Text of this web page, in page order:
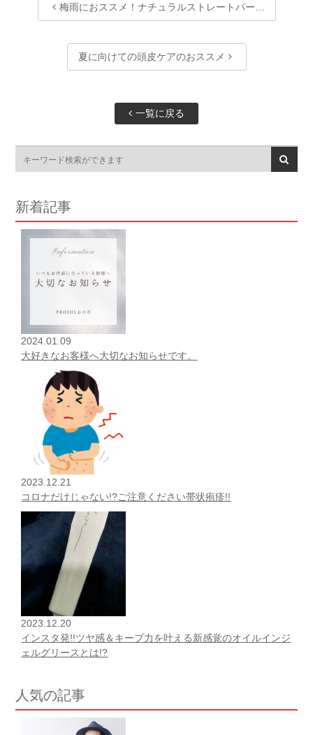
梅雨におススメ！ナチュラルストレートパー…
夏に向けての頭皮ケアのおススメ
一覧に戻る
新着記事
2024.01.09
大好きなお客様へ大切なお知らせです。
2023.12.21
コロナだけじゃない!?ご注意ください帯状疱疹!!
2023.12.20
インスタ発!!ツヤ感＆キープ力を叶える新感覚のオイルインジ
ェルグリースとは!?
人気の記事